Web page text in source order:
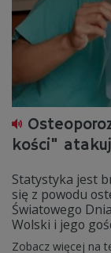
kości"
Statystyka jest
się z powodu
Światowego
Wolski i jego
Zobacz więcej na